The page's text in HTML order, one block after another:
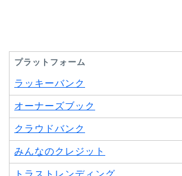
プラットフォーム
ラッキーバンク
オーナーズブック
クラウドバンク
みんなのクレジット